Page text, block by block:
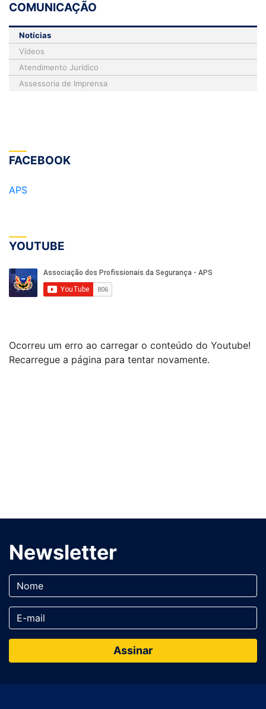
COMUNICAÇÃO
Notícias
Vídeos
Atendimento Jurídico
Assessoria de Imprensa
FACEBOOK
APS
YOUTUBE
Ocorreu um erro ao carregar o conteúdo do Youtube!
Recarregue a página para tentar novamente.
Newsletter